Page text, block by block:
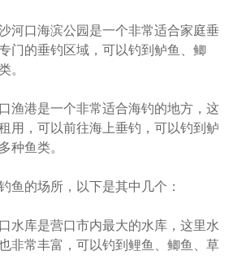
河口海滨公园是一个非常适合家庭垂
门的垂钓区域，可以钓到鲈鱼、鲫
。
渔港是一个非常适合海钓的地方，这
用，可以前往海上垂钓，可以钓到鲈
种鱼类。
鱼的场所，以下是其中几个：
水库是营口市内最大的水库，这里水
非常丰富，可以钓到鲤鱼、鲫鱼、草